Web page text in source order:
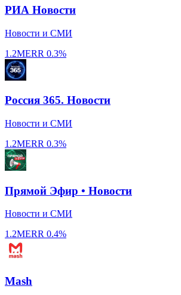
РИА Новости
Новости и СМИ
1.2MERR 0.3%
Россия 365. Новости
Новости и СМИ
1.2MERR 0.3%
Прямой Эфир • Новости
Новости и СМИ
1.2MERR 0.4%
Mash